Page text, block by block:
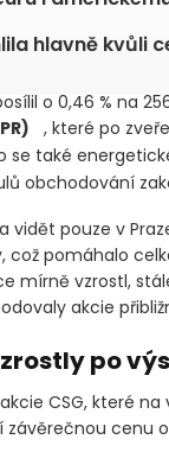
i
hlavně kvůli
o 0,46 % na
+2,18 % , které
Dařilo se
titulů
vidět pouze v
což pomáhalo
mírně vzrostl,
akcie
po